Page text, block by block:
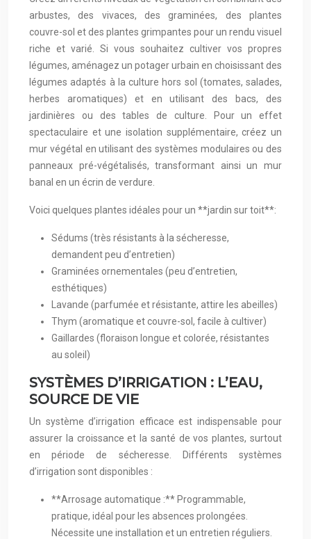
arbustes, des vivaces, des graminées, des plantes
couvre-sol et des plantes grimpantes pour un rendu visuel
riche et varié. Si vous souhaitez cultiver vos propres
légumes, aménagez un potager urbain en choisissant des
légumes adaptés à la culture hors sol (tomates, salades,
herbes aromatiques) et en utilisant des bacs, des
jardinières ou des tables de culture. Pour un effet
spectaculaire et une isolation supplémentaire, créez un
mur végétal en utilisant des systèmes modulaires ou des
panneaux pré-végétalisés, transformant ainsi un mur
banal en un écrin de verdure.
Voici quelques plantes idéales pour un **jardin sur toit**:
Sédums (très résistants à la sécheresse,
demandent peu d’entretien)
Graminées ornementales (peu d’entretien,
esthétiques)
Lavande (parfumée et résistante, attire les abeilles)
Thym (aromatique et couvre-sol, facile à cultiver)
Gaillardes (floraison longue et colorée, résistantes
au soleil)
SYSTÈMES D’IRRIGATION : L’EAU,
SOURCE DE VIE
Un système d’irrigation efficace est indispensable pour
assurer la croissance et la santé de vos plantes, surtout
en période de sécheresse. Différents systèmes
d’irrigation sont disponibles :
**Arrosage automatique :** Programmable,
pratique, idéal pour les absences prolongées.
Nécessite une installation et un entretien réguliers.